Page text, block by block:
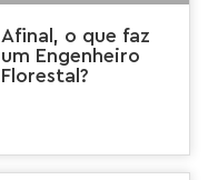
Afinal, o que faz
um Engenheiro
Florestal?